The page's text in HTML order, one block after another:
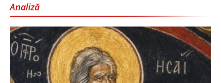
Analiză